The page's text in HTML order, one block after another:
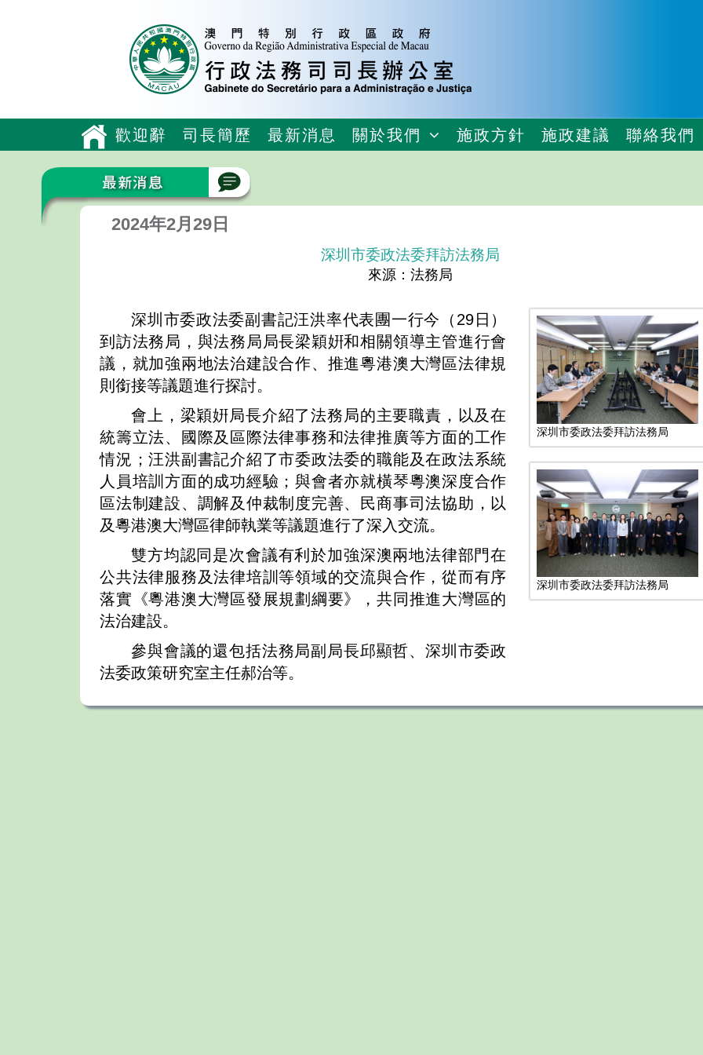
歡迎辭 司長簡歷 最新消息 關於我們 施政方針 施政建議 聯絡我們
2024年2月29日
深圳市委政法委拜訪法務局
來源：法務局
深圳市委政法委副書記汪洪率代表團一行今（29日）
到訪法務局，與法務局局長梁穎姸和相關領導主管進行會
議，就加強兩地法治建設合作、推進粵港澳大灣區法律規
則銜接等議題進行探討。
會上，梁穎姸局長介紹了法務局的主要職責，以及在
統籌立法、國際及區際法律事務和法律推廣等方面的工作
情況；汪洪副書記介紹了市委政法委的職能及在政法系統
人員培訓方面的成功經驗；與會者亦就橫琴粵澳深度合作
區法制建設、調解及仲裁制度完善、民商事司法協助，以
及粵港澳大灣區律師執業等議題進行了深入交流。
雙方均認同是次會議有利於加強深澳兩地法律部門在
公共法律服務及法律培訓等領域的交流與合作，從而有序
落實《粵港澳大灣區發展規劃綱要》，共同推進大灣區的
法治建設。
參與會議的還包括法務局副局長邱顯哲、深圳市委政
法委政策研究室主任郝治等。
深圳市委政法委拜訪法務局
深圳市委政法委拜訪法務局